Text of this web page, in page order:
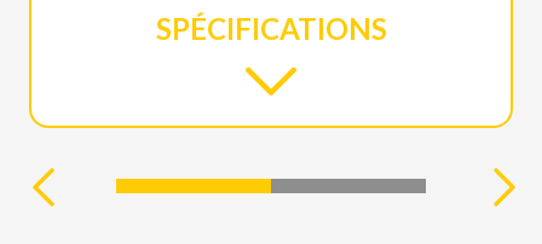
SPÉCIFICATIONS